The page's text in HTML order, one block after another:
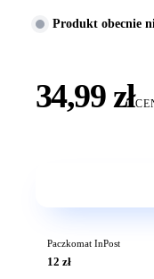
Produkt obecnie
34,99 zł
Paczkomat InPost
12 zł